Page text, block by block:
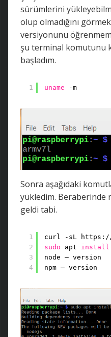
sürümlerini
olup olmadığını
versiyonunu
şu terminal komutunu
başladım.
1 uname -m
Sonra aşağıdaki
yükledim. Beraberinde
geldi tabi.
1
2
3
4
curl -sL https:
sudo
apt install
node — version
npm — version